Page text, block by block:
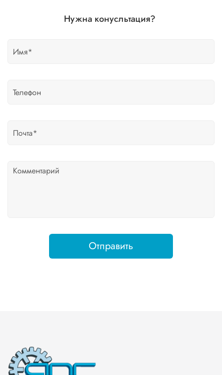
Нужна конусльтация?
Отправить